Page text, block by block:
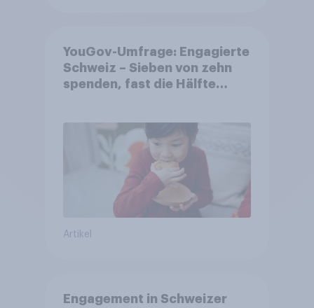
YouGov-Umfrage: Engagierte
Schweiz – Sieben von zehn
spenden, fast die Hälfte
Artikel
Engagement in Schweizer